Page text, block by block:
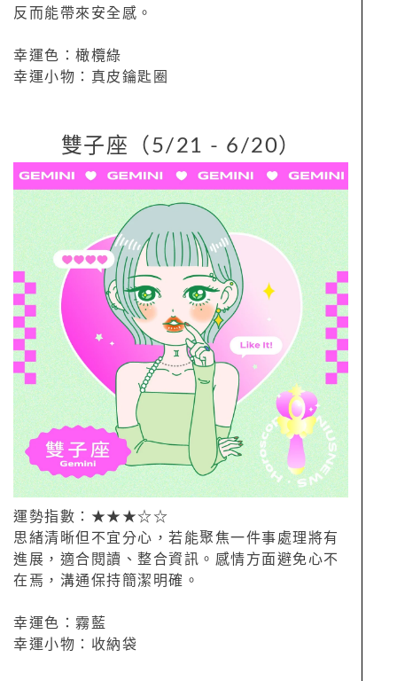
反而能帶來安全感。
幸運色：橄欖綠
幸運小物：真皮鑰匙圈
雙子座（5/21 - 6/20）
運勢指數：★★★☆☆
思緒清晰但不宜分心，若能聚焦一件事處理將有
進展，適合閱讀、整合資訊。感情方面避免心不
在焉，溝通保持簡潔明確。
幸運色：霧藍
幸運小物：收納袋